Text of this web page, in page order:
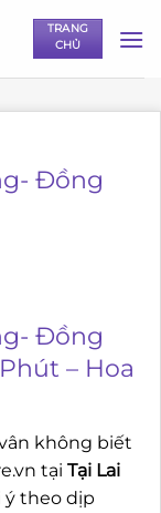
TRANG
CHỦ
Đồng
Đồng
– Hoa
không biết
tại Tại Lai
ý theo dịp